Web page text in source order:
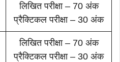
लिखित परीक्षा – 70 अंक
प्रैक्टिकल परीक्षा – 30 अंक
लिखित परीक्षा – 70 अंक
प्रैक्टिकल परीक्षा – 30 अंक